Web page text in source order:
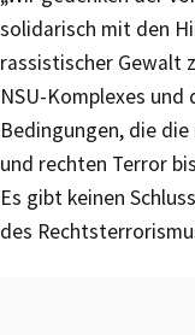
solidarisch mit den
rassistischer Gewalt
NSU-Komplexes
Bedingungen, die
und rechten Terror
Es gibt keinen
des